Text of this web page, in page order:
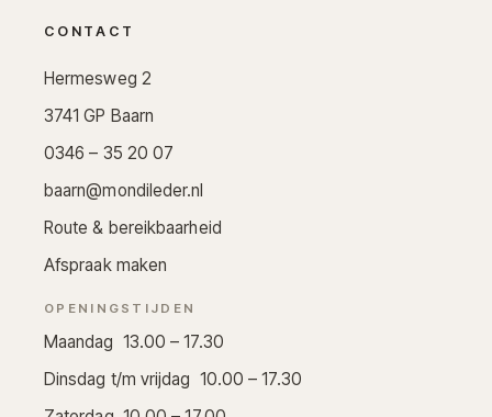
CONTACT
Hermesweg 2
3741 GP Baarn
0346 – 35 20 07
baarn@mondileder.nl
Route & bereikbaarheid
Afspraak maken
OPENINGSTIJDEN
Maandag 13.00 – 17.30
Dinsdag t/m vrijdag 10.00 – 17.30